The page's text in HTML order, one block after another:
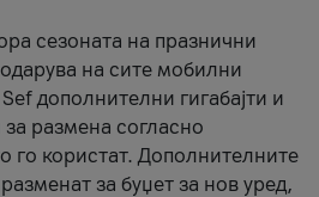
сезоната на празнични
на сите мобилни
дополнителни гигабајти и
размена согласно
го користат. Дополнителните
за буџет за нов уред,